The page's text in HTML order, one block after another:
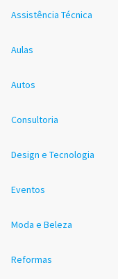
Assistência Técnica
Aulas
Autos
Consultoria
Design e Tecnologia
Eventos
Moda e Beleza
Reformas